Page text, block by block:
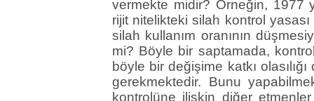
vermekte midir? Örneğin, 1977
rijit nitelikteki silah kontrol
silah kullanım oranının
mi? Böyle bir saptamada,
böyle bir değişime katkı
gerekmektedir. Bunu
kontrolüne ilişkin diğer